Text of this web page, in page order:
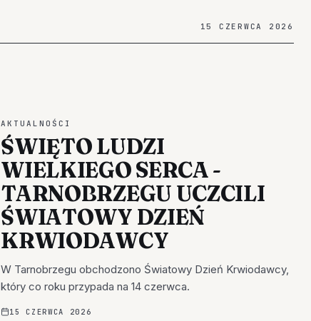
15 CZERWCA 2026
AKTUALNOŚCI
ŚWIĘTO LUDZI
WIELKIEGO SERCA -
TARNOBRZEGU UCZCILI
ŚWIATOWY DZIEŃ
KRWIODAWCY
W Tarnobrzegu obchodzono Światowy Dzień Krwiodawcy,
który co roku przypada na 14 czerwca.
15 CZERWCA 2026